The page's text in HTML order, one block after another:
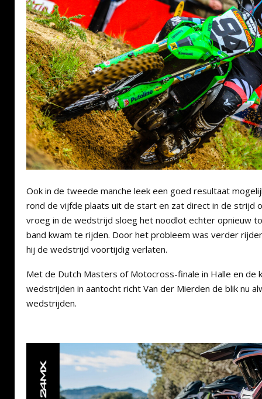
Ook in de tweede manche leek een goed resultaat
rond de vijfde plaats uit de start en zat direct in de strijd
vroeg in de wedstrijd sloeg het noodlot echter opnieuw
band kwam te rijden. Door het probleem was verder
hij de wedstrijd voortijdig verlaten.
Met de Dutch Masters of Motocross-finale in Halle en de
wedstrijden in aantocht richt Van der Mierden de blik nu
wedstrijden.